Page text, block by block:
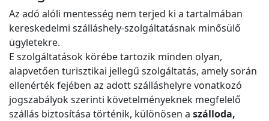
Az adó alóli mentesség nem terjed ki a tartalmában
kereskedelmi szálláshely-szolgáltatásnak minősülő
ügyletekre.
E szolgáltatások körébe tartozik minden olyan,
alapvetően turisztikai jellegű szolgáltatás, amely során
ellenérték fejében az adott szálláshelyre vonatkozó
jogszabályok szerinti követelményeknek megfelelő
szállás biztosítása történik, különösen a szálloda,